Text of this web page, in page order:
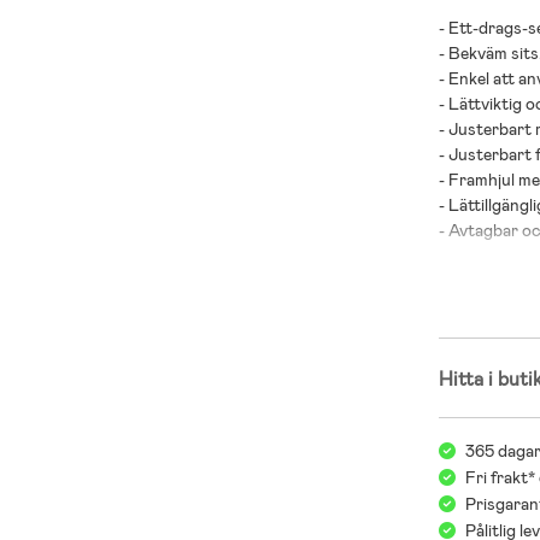
- Ett-drags-
- Bekväm
- Enkel att
- Lättviktig
- Justerbart
- Justerbart
- Framhjul
-
- Avtagbar
-
- Nytt för
med ditt
- Bygel
-
Vi på
Hitta i
365
Fri frakt*
Pålitlig